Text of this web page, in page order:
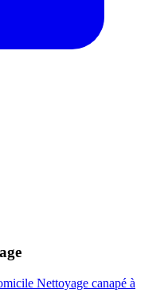
Nettoyage canapé à